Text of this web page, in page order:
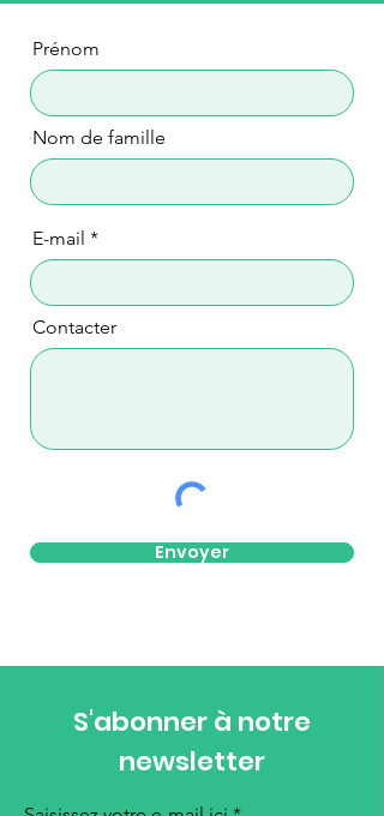
Prénom
Nom de famille
E-mail
Contacter
Envoyer
S'abonner à notre
newsletter